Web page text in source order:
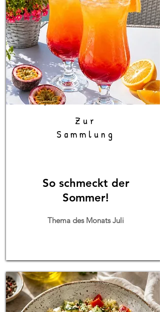
Zur
Sammlung
So schmeckt der
Sommer!
Thema des Monats Juli